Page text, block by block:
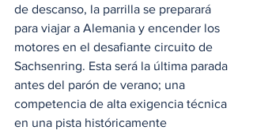
de descanso, la parrilla se preparará
para viajar a Alemania y encender los
motores en el desafiante circuito de
Sachsenring. Esta será la última parada
antes del parón de verano; una
competencia de alta exigencia técnica
en una pista históricamente